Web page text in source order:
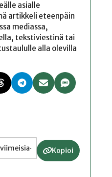
asialle
artikkeli eteenpäin
mediassa,
tekstiviestinä tai
alla olevilla
Kopioi